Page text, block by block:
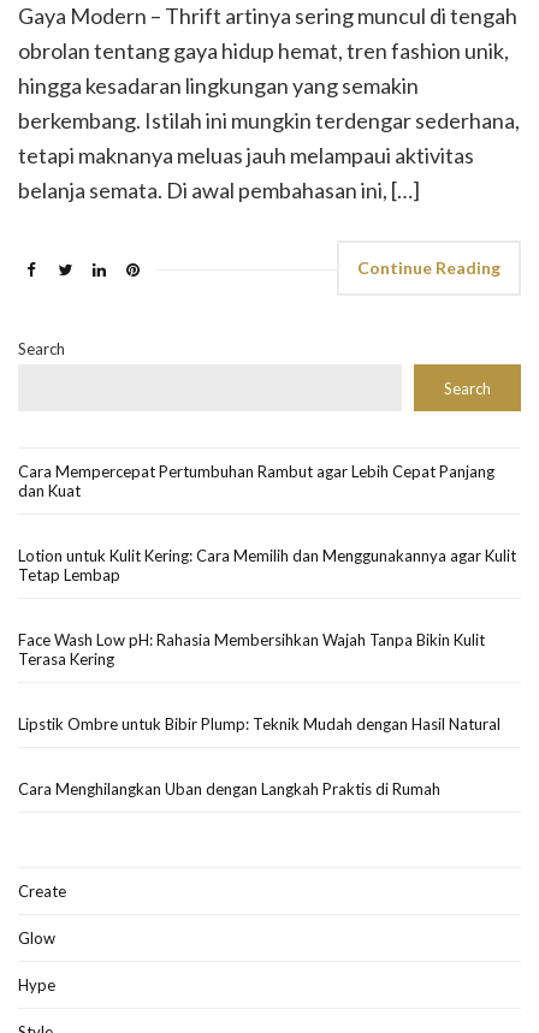
Gaya Modern – Thrift artinya sering muncul di tengah
obrolan tentang gaya hidup hemat, tren fashion unik,
hingga kesadaran lingkungan yang semakin
berkembang. Istilah ini mungkin terdengar sederhana,
tetapi maknanya meluas jauh melampaui aktivitas
belanja semata. Di awal pembahasan ini, […]
Continue Reading
Search
Search
Cara Mempercepat Pertumbuhan Rambut agar Lebih Cepat Panjang
dan Kuat
Lotion untuk Kulit Kering: Cara Memilih dan Menggunakannya agar Kulit
Tetap Lembap
Face Wash Low pH: Rahasia Membersihkan Wajah Tanpa Bikin Kulit
Terasa Kering
Lipstik Ombre untuk Bibir Plump: Teknik Mudah dengan Hasil Natural
Cara Menghilangkan Uban dengan Langkah Praktis di Rumah
Create
Glow
Hype